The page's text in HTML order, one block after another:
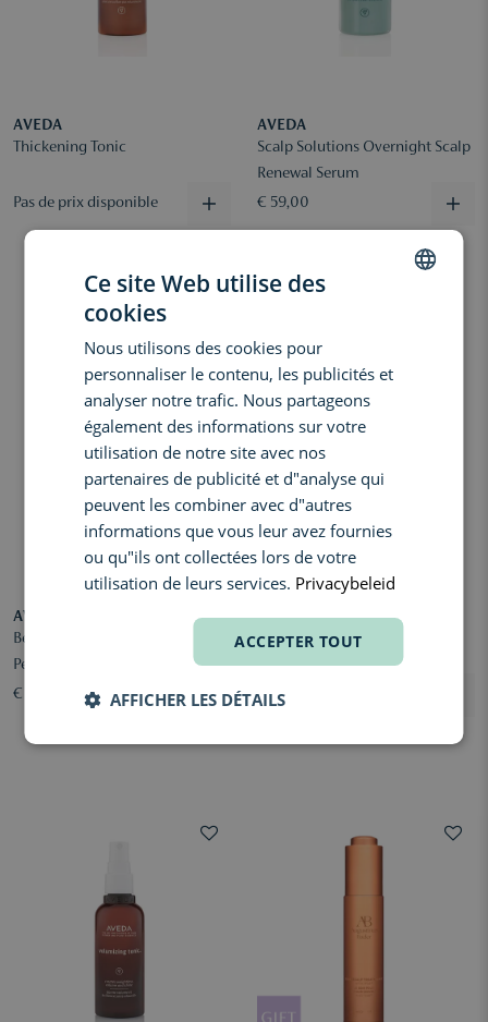
AVEDA
Thickening Tonic
Pas de prix disponible
AVEDA
Scalp Solutions Overnight Scalp
Renewal Serum
€ 59,00
AVEDA
Be Curly Advanced Curl
Perfecting Primer
€ 47,00
HAIR RITUEL BY SISLEY
La Cure Antipelliculaire
Apaisante
€ 106,00
Ce site Web utilise des
cookies
Nous utilisons des cookies pour
personnaliser le contenu, les publicités et
analyser notre trafic. Nous partageons
également des informations sur votre
utilisation de notre site avec nos
partenaires de publicité et d"analyse qui
peuvent les combiner avec d"autres
informations que vous leur avez fournies
ou qu"ils ont collectées lors de votre
utilisation de leurs services. Privacybeleid
ACCEPTER TOUT
AFFICHER LES DÉTAILS